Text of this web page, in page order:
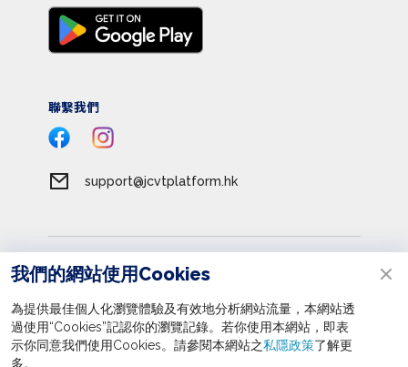
立即報名
聯繫我們
support@jcvtplatform.hk
私隱政策
收集個人資料聲明
我們的網站使用Cookies
為提供最佳個人化瀏覽體驗及有效地分析網站流量，本網站透
過使用“Cookies”記認你的瀏覽記錄。若你使用本網站，即表
示你同意我們使用Cookies。請參閱本網站之私隱政策了解更
多。